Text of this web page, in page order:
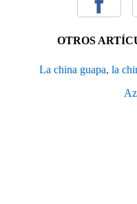
OTROS
La china guapa, la